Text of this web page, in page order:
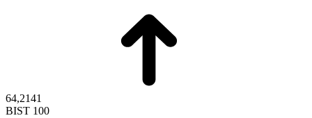
64,2141
BIST 100